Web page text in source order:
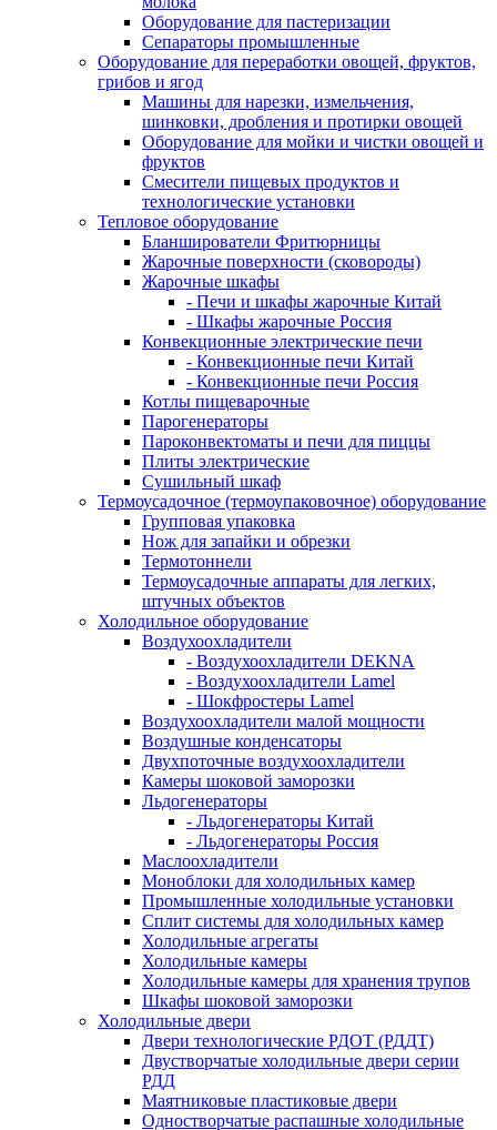
Оборудование для пастеризации
Сепараторы промышленные
Оборудование для переработки овощей, фруктов,
грибов и ягод
Машины для нарезки, измельчения,
шинковки, дробления и протирки овощей
Оборудование для мойки и чистки овощей и
фруктов
Смесители пищевых продуктов и
технологические установки
Тепловое оборудование
Бланширователи Фритюрницы
Жарочные поверхности (сковороды)
Жарочные шкафы
- Печи и шкафы жарочные Китай
- Шкафы жарочные Россия
Конвекционные электрические печи
- Конвекционные печи Китай
- Конвекционные печи Россия
Котлы пищеварочные
Парогенераторы
Пароконвектоматы и печи для пиццы
Плиты электрические
Сушильный шкаф
Термоусадочное (термоупаковочное) оборудование
Групповая упаковка
Нож для запайки и обрезки
Термотоннели
Термоусадочные аппараты для легких,
штучных объектов
Холодильное оборудование
Воздухоохладители
- Воздухоохладители DEKNA
- Воздухоохладители Lamel
- Шокфростеры Lamel
Воздухоохладители малой мощности
Воздушные конденсаторы
Двухпоточные воздухоохладители
Камеры шоковой заморозки
Льдогенераторы
- Льдогенераторы Китай
- Льдогенераторы Россия
Маслоохладители
Моноблоки для холодильных камер
Промышленные холодильные установки
Сплит системы для холодильных камер
Холодильные агрегаты
Холодильные камеры
Холодильные камеры для хранения трупов
Шкафы шоковой заморозки
Холодильные двери
Двери технологические РДОТ (РДДТ)
Двустворчатые холодильные двери серии
РДД
Маятниковые пластиковые двери
Одностворчатые распашные холодильные